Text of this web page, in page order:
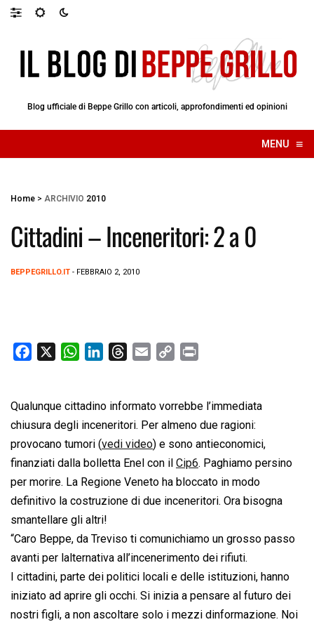
Blog ufficiale di Beppe Grillo con articoli, approfondimenti ed opinioni
MENU ≡
☰
Home > ARCHIVIO 2010
Cittadini – Inceneritori: 2 a 0
BEPPEGRILLO.IT - FEBBRAIO 2, 2010
e
b
o
o
k
W
t
s
A
p
p
k
e
d
I
n
e
a
d
s
i
l
y
L
i
n
k
n
t
Qualunque cittadino informato vorrebbe l’immediata
chiusura degli inceneritori. Per almeno due ragioni:
provocano tumori (vedi video) e sono antieconomici,
finanziati dalla bolletta Enel con il Cip6. Paghiamo persino
per morire. La Regione Veneto ha bloccato in modo
definitivo la costruzione di due inceneritori. Ora bisogna
smantellare gli altri!
“Caro Beppe, da Treviso ti comunichiamo un grosso passo
avanti per lalternativa all’incenerimento dei rifiuti.
I cittadini, parte dei politici locali e delle istituzioni, hanno
iniziato ad aprire gli occhi. Si inizia a pensare al futuro dei
nostri figli, a non ascoltare solo i mezzi dinformazione. Noi